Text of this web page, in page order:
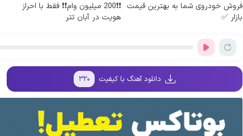
فروش خودروی شما به بهترین قیمت
بازار ✅
❗❗200 میلیون وام❗❗ فقط با احراز
هویت در آبان تتر
دانلود آهنگ با کیفیت ۳۲۰